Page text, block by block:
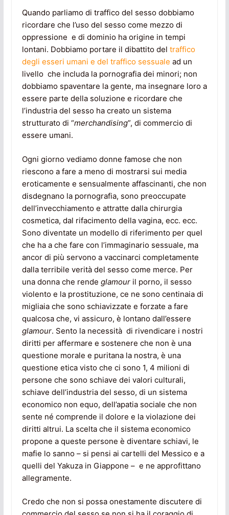
Quando parliamo di traffico del sesso dobbiamo
ricordare che l’uso del sesso come mezzo di
oppressione e di dominio ha origine in tempi
lontani. Dobbiamo portare il dibattito del traffico
degli esseri umani e del traffico sessuale ad un
livello che includa la pornografia dei minori; non
dobbiamo spaventare la gente, ma insegnare loro a
essere parte della soluzione e ricordare che
l’industria del sesso ha creato un sistema
strutturato di “merchandising”, di commercio di
essere umani.
Ogni giorno vediamo donne famose che non
riescono a fare a meno di mostrarsi sui media
eroticamente e sensualmente affascinanti, che non
disdegnano la pornografia, sono preoccupate
dell’invecchiamento e attratte dalla chirurgia
cosmetica, dal rifacimento della vagina, ecc. ecc.
Sono diventate un modello di riferimento per quel
che ha a che fare con l’immaginario sessuale, ma
ancor di più servono a vaccinarci completamente
dalla terribile verità del sesso come merce. Per
una donna che rende glamouril porno, il sesso
violento e la prostituzione, ce ne sono centinaia di
migliaia che sono schiavizzate e forzate a fare
qualcosa che, vi assicuro, è lontano dall’essere
glamour. Sento la necessità di rivendicare i nostri
diritti per affermare e sostenere che non è una
questione morale e puritana la nostra, è una
questione etica visto che ci sono 1, 4 milioni di
persone che sono schiave dei valori culturali,
schiave dell’industria del sesso, di un sistema
economico non equo, dell’apatia sociale che non
sente né comprende il dolore e la violazione dei
diritti altrui. La scelta che il sistema economico
propone a queste persone è diventare schiavi, le
mafie lo sanno – si pensi ai cartelli del Messico e a
quelli del Yakuza in Giappone – e ne approfittano
allegramente.
Credo che non si possa onestamente discutere di